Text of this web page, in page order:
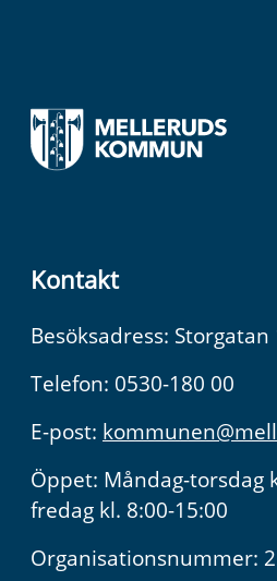
Kontakt
Besöksadress:
Telefon: 0530-180 00
E-post:
Öppet: Måndag-torsdag
fredag kl. 8:00-15:00
Organisationsnummer: